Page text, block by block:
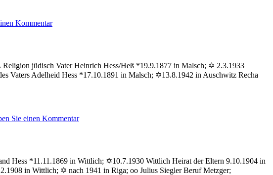
Kommentarzu
jüdisch Vater Heinrich Hess/Heß *19.9.1877 in Malsch; ✡ 2.3.1933
Vaters Adelheid Hess *17.10.1891 in Malsch; ✡13.8.1942 in Auschwitz Recha
Sie einen Kommentarzu
Hess *11.11.1869 in Wittlich; ✡10.7.1930 Wittlich Heirat der Eltern 9.10.1904 in
in Wittlich; ✡ nach 1941 in Riga; oo Julius Siegler Beruf Metzger;